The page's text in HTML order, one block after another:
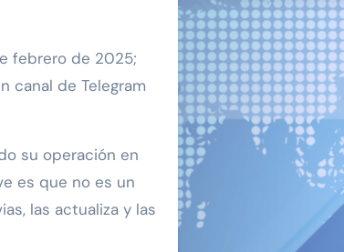
febrero de 2025;
canal de Telegram
su operación en
es que no es un
las actualiza y las